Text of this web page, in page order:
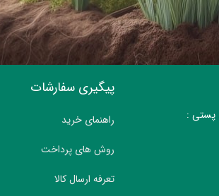
پستی :
پیگیری سفارشات
راهنمای خرید
روش های پرداخت
تعرفه ارسال کالا